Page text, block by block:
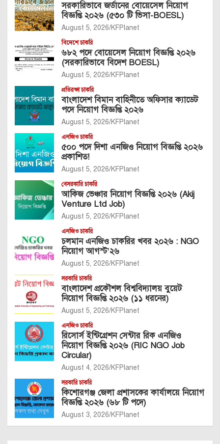
সরকারিভাবে জর্ডানের বোয়েসেল নিয়োগ
বিজ্ঞপ্তি ২০২৬ (৫৩০ টি ভিসা-BOESL)
August 5, 2026 KFPlanet
বিদেশে চাকরি
৬৮২ পদে বোয়েসেল নিয়োগ বিজ্ঞপ্তি ২০২৬
(সরকারিভাবে বিদেশ BOESL)
August 5, 2026 KFPlanet
প্রতিরক্ষা চাকরি
বাংলাদেশ বিমান বাহিনীতে অফিসার ক্যাডেট
পদে নিয়োগ বিজ্ঞপ্তি ২০২৬
August 5, 2026 KFPlanet
এনজিও চাকরি
৫০০ পদে দিশা এনজিও নিয়োগ বিজ্ঞপ্তি ২০২৬
প্রকাশিত!
August 5, 2026 KFPlanet
বেসরকারি চাকরি
আকিজ ভেঞ্চার নিয়োগ বিজ্ঞপ্তি ২০২৬ (Akij
Venture Ltd Job)
August 5, 2026 KFPlanet
এনজিও চাকরি
চলমান এনজিও চাকরির খবর ২০২৬ : NGO
নিয়োগ আগস্ট’২৬
August 5, 2026 KFPlanet
সরকারি চাকরি
বাংলাদেশ প্রকৌশল বিশ্ববিদ্যালয় বুয়েট
নিয়োগ বিজ্ঞপ্তি ২০২৬ (১১ ধরনের)
August 5, 2026 KFPlanet
এনজিও চাকরি
রিসোর্স ইন্টিগ্রেশন সেন্টার রিক এনজিও
নিয়োগ বিজ্ঞপ্তি ২০২৬ (RIC NGO Job
Circular)
August 4, 2026 KFPlanet
সরকারি চাকরি
কিশোরগঞ্জ জেলা প্রশাসকের কার্যালয়ে নিয়োগ
বিজ্ঞপ্তি ২০২৬ (৬৮ টি পদে)
August 3, 2026 KFPlanet